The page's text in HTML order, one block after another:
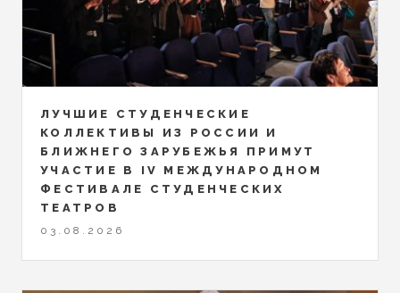
ЛУЧШИЕ СТУДЕНЧЕСКИЕ
КОЛЛЕКТИВЫ ИЗ РОССИИ И
БЛИЖНЕГО ЗАРУБЕЖЬЯ ПРИМУТ
УЧАСТИЕ В IV МЕЖДУНАРОДНОМ
ФЕСТИВАЛЕ СТУДЕНЧЕСКИХ
ТЕАТРОВ
03.08.2026